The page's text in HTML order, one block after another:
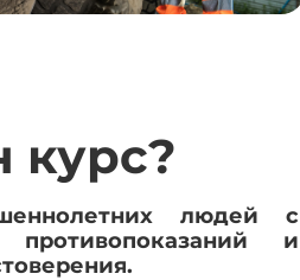
курс?
людей с
противопоказаний и